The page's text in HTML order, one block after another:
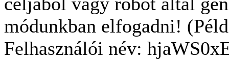
módunkban elfogadni!
Felhasználói név: